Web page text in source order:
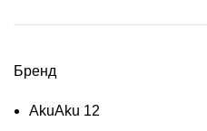
Бренд
AkuAku 12